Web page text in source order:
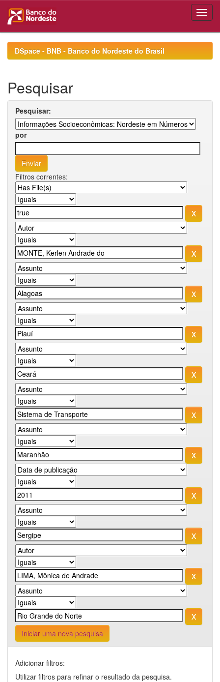
navigationDSpace - BNB - Banco do Nordeste do Brasil
Pesquisar
Pesquisar:
por
Filtros correntes:
Iniciar uma nova pesquisa
Adicionar filtros:
Utilizar filtros para refinar o resultado da pesquisa.